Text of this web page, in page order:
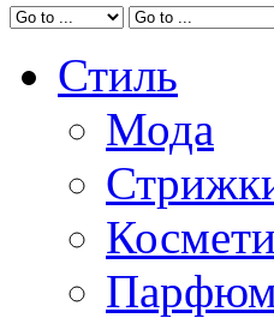
Стиль
Мода